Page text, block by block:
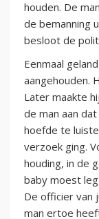
houden. De
de bemanning
besloot de
Eenmaal
aangehouden.
Later maakte
de man aan
hoefde te
verzoek ging.
houding, in de
baby moest
De officier van
man ertoe